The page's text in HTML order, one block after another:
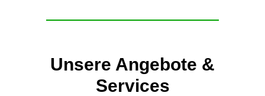
Unsere Angebote &
Services